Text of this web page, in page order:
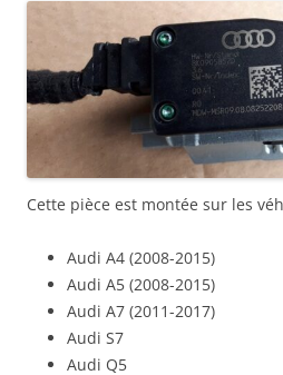
Cette pièce est montée sur les
Audi A4 (2008-2015)
Audi A5 (2008-2015)
Audi A7 (2011-2017)
Audi S7
Audi Q5